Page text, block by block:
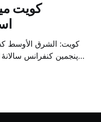
کویت
کویت: الشرق الأوسط
پنجمین کنفرانس
متخصص از شرکت‌های